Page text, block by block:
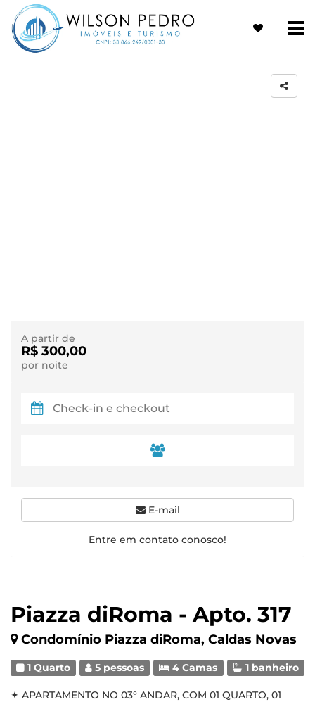
Piazza diRoma - Apto. 317
Condomínio Piazza diRoma, Caldas Novas
1 Quarto 5 pessoas 4 Camas 1 banheiro
✦ APARTAMENTO NO 03° ANDAR, COM 01 QUARTO, 01
A partir de
R$ 300,00
por noite
E-mail
Entre em contato conosco!